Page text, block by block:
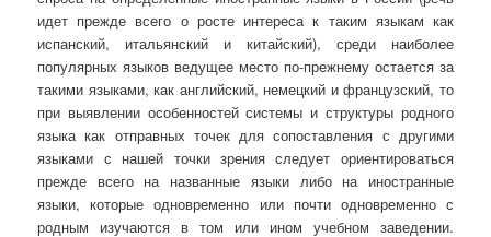
идет прежде всего о росте интереса к таким языкам как
испанский, итальянский и китайский), среди наиболее
популярных языков ведущее место по-прежнему остается за
такими языками, как английский, немецкий и французский, то
при выявлении особенностей системы и структуры родного
языка как отправных точек для сопоставления с другими
языками с нашей точки зрения следует ориентироваться
прежде всего на названные языки либо на иностранные
языки, которые одновременно или почти одновременно с
родным изучаются в том или ином учебном заведении.